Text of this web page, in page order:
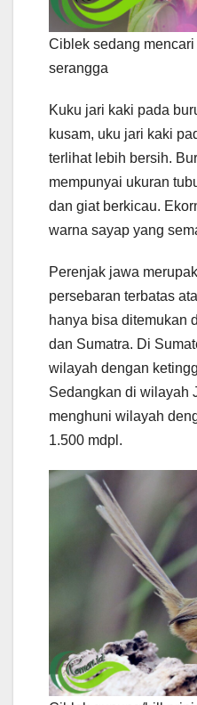
Ciblek sedang
serangga
Kuku jari kaki pada
kusam, uku jari kaki
terlihat lebih bersih.
mempunyai ukuran
dan giat berkicau.
warna sayap yang
Perenjak jawa
persebaran terbatas
hanya bisa ditemukan
dan Sumatra. Di
wilayah dengan
Sedangkan di wilayah
menghuni wilayah
1.500 mdpl.